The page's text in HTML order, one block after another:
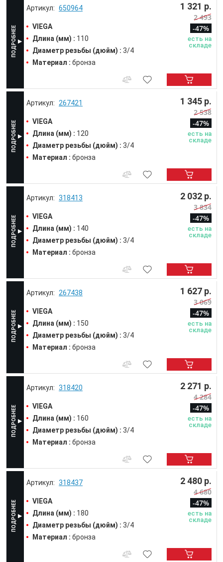
650964
VIEGA
Длина (мм) : 110
Диаметр резьбы (дюйм) : 3/4
Материал : бронза
1 321 р.
2 493
-47%
есть на
складе
267421
VIEGA
Длина (мм) : 120
Диаметр резьбы (дюйм) : 3/4
Материал : бронза
1 345 р.
2 538
-47%
есть на
складе
318413
VIEGA
Длина (мм) : 140
Диаметр резьбы (дюйм) : 3/4
Материал : бронза
2 032 р.
3 834
-47%
есть на
складе
267438
VIEGA
Длина (мм) : 150
Диаметр резьбы (дюйм) : 3/4
Материал : бронза
1 627 р.
3 069
-47%
есть на
складе
318420
VIEGA
Длина (мм) : 160
Диаметр резьбы (дюйм) : 3/4
Материал : бронза
2 271 р.
4 284
-47%
есть на
складе
318437
VIEGA
Длина (мм) : 180
Диаметр резьбы (дюйм) : 3/4
Материал : бронза
2 480 р.
4 680
-47%
есть на
складе